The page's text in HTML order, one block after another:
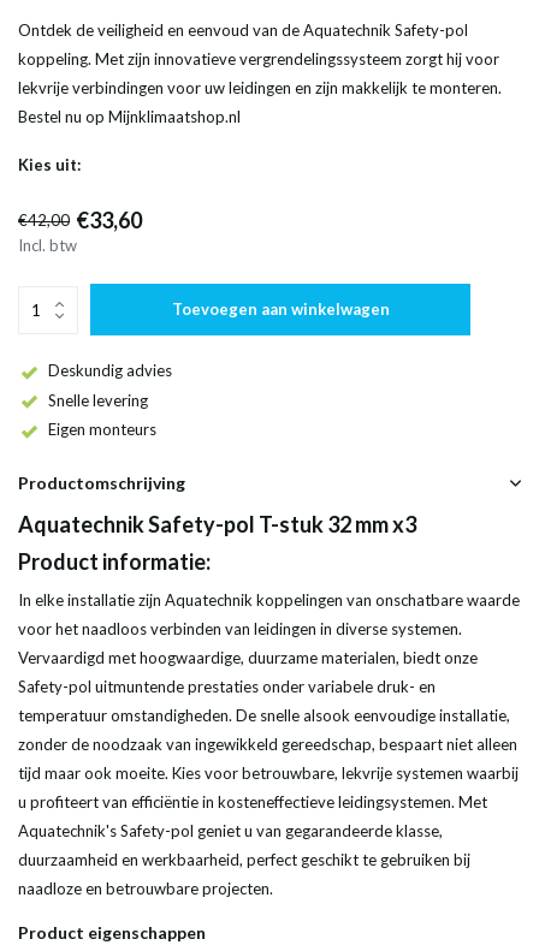
Ontdek de veiligheid en eenvoud van de Aquatechnik Safety-pol
koppeling. Met zijn innovatieve vergrendelingssysteem zorgt hij voor
lekvrije verbindingen voor uw leidingen en zijn makkelijk te monteren.
Bestel nu op Mijnklimaatshop.nl
Kies uit:
€42,00 €33,60
Incl. btw
Toevoegen aan winkelwagen
Deskundig advies
Snelle levering
Eigen monteurs
Productomschrijving
Aquatechnik Safety-pol T-stuk 32 mm x3
Product informatie:
In elke installatie zijn Aquatechnik koppelingen van onschatbare waarde
voor het naadloos verbinden van leidingen in diverse systemen.
Vervaardigd met hoogwaardige, duurzame materialen, biedt onze
Safety-pol uitmuntende prestaties onder variabele druk- en
temperatuur omstandigheden. De snelle alsook eenvoudige installatie,
zonder de noodzaak van ingewikkeld gereedschap, bespaart niet alleen
tijd maar ook moeite. Kies voor betrouwbare, lekvrije systemen waarbij
u profiteert van efficiëntie in kosteneffectieve leidingsystemen. Met
Aquatechnik's Safety-pol geniet u van gegarandeerde klasse,
duurzaamheid en werkbaarheid, perfect geschikt te gebruiken bij
naadloze en betrouwbare projecten.
Product eigenschappen